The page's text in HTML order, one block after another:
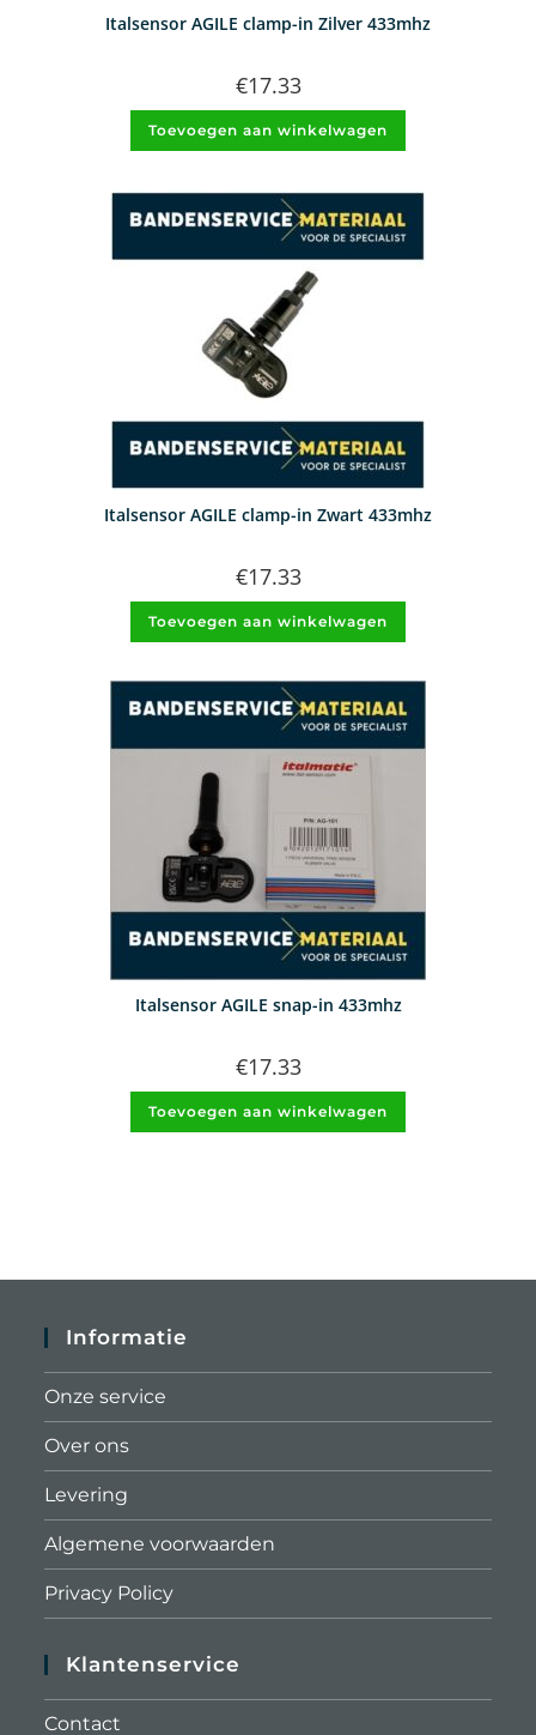
Italsensor AGILE clamp-in Zilver 433mhz
€17.33
Toevoegen aan winkelwagen
Italsensor AGILE clamp-in Zwart 433mhz
€17.33
Toevoegen aan winkelwagen
Italsensor AGILE snap-in 433mhz
€17.33
Toevoegen aan winkelwagen
Informatie
Onze service
Over ons
Levering
Algemene voorwaarden
Privacy Policy
Klantenservice
Contact